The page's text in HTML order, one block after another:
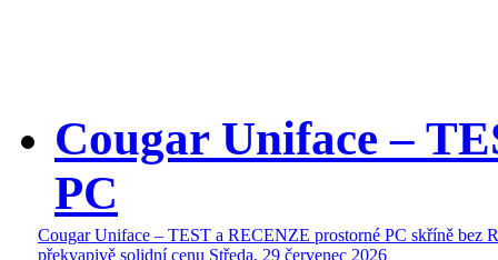
Cougar Uniface –
PC
Cougar Uniface – TEST a RECENZE prostorné PC skříně bez
překvapivě solidní cenu Středa, 29 červenec 2026